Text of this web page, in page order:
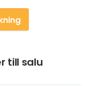
till salu